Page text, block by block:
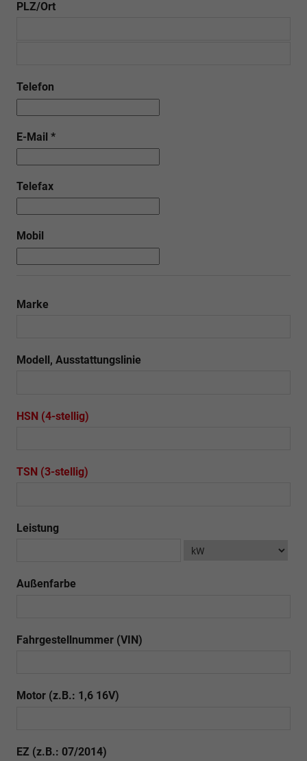
PLZ/Ort
Telefon
E-Mail *
Telefax
Mobil
Marke
Modell, Ausstattungslinie
HSN (4-stellig)
TSN (3-stellig)
Leistung
Außenfarbe
Fahrgestellnummer (VIN)
Motor (z.B.: 1,6 16V)
EZ (z.B.: 07/2014)